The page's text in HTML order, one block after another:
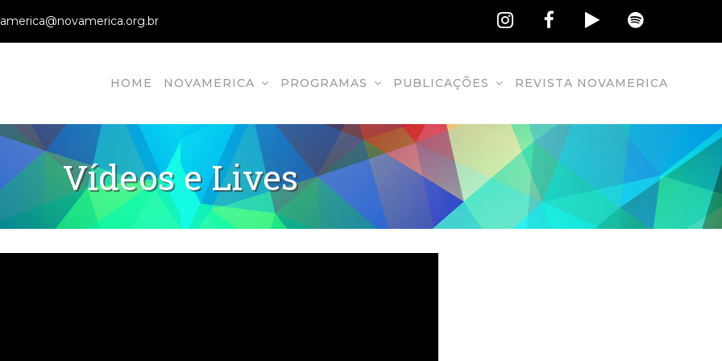
HOME NOVAMERICA PROGRAMAS PUBLICAÇÕES REVISTA NOVAMERICA
Vídeos e Lives